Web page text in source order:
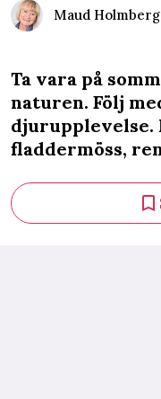
Maud
Ta vara på
naturen. Följ
djurupplevelse.
fladdermöss,